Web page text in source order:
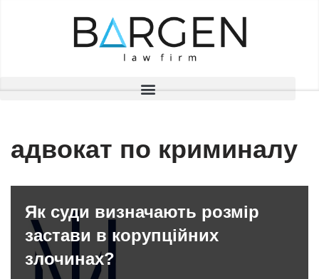
адвокат по криминалу
Як суди визначають розмір
застави в корупційних
злочинах?